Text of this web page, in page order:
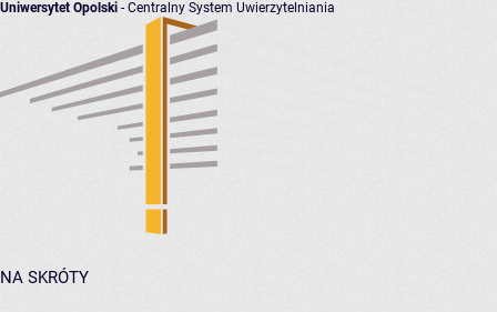
Uniwersytet Opolski - Centralny System Uwierzytelniania
NA SKRÓTY